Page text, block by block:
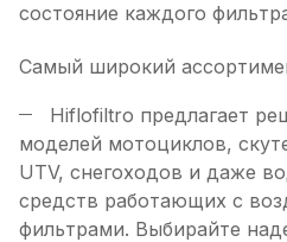
состояние каждого
Самый широкий
Hiflofiltro предлагает
моделей мотоциклов,
UTV, снегоходов и даже
средств работающих с
фильтрами. Выбирайте